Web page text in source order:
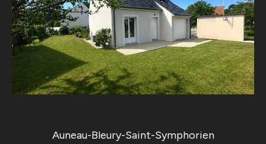
Auneau-Bleury-Saint-Symphorien